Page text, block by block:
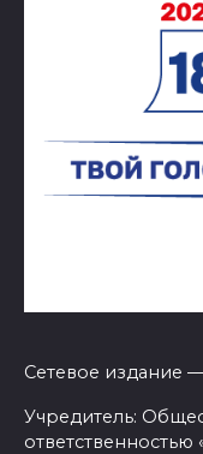
Сетевое издание —
Учредитель:
ответственностью